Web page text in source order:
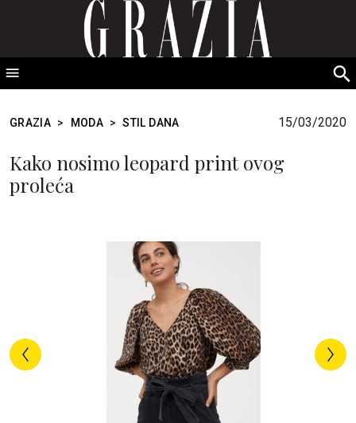
GRAZIA Srbija
GRAZIA > MODA > STIL DANA 15/03/2020
Kako nosimo leopard print ovog
proleća